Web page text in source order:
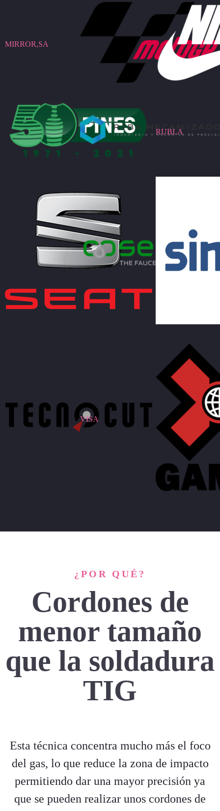
MIRROR,SA
RUBLA
VISA
¿POR QUÉ?
Cordones de
menor tamaño
que la soldadura
TIG
Esta técnica concentra mucho más el foco
del gas, lo que reduce la zona de impacto
permitiendo dar una mayor precisión ya
que se pueden realizar unos cordones de